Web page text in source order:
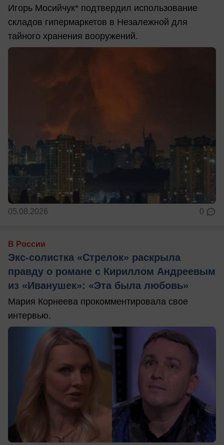
Игорь Мосийчук* подтвердил использование
складов гипермаркетов в Незалежной для
тайного хранения вооружений.
05.08.2026 0
В России
Экс-солистка «Стрелок» раскрыла
правду о романе с Кириллом Андреевым
из «Иванушек»: «Эта была любовь»
Мария Корнеева прокомментировала свое
интервью.